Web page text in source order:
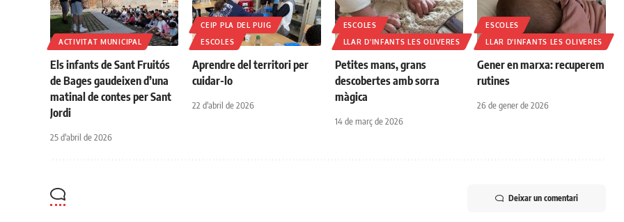
ACTIVITAT MUNICIPAL
Els infants de Sant Fruitós
de Bages gaudeixen d’una
matinal de contes per Sant
Jordi
25 d'abril de 2026
CEIP PLA DEL PUIG
ESCOLES
Aprendre del territori per
cuidar-lo
22 d'abril de 2026
ESCOLES
LLAR D'INFANTS LES OLIVERES
Petites mans, grans
descobertes amb sorra
màgica
14 de març de 2026
ESCOLES
LLAR D'INFANTS LES OLIVERES
Gener en marxa: recuperem
rutines
26 de gener de 2026
Deixar un comentari